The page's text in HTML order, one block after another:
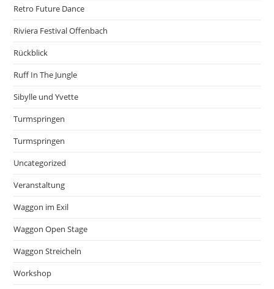
Retro Future Dance
Riviera Festival Offenbach
Rückblick
Ruff In The Jungle
Sibylle und Yvette
Turmspringen
Turmspringen
Uncategorized
Veranstaltung
Waggon im Exil
Waggon Open Stage
Waggon Streicheln
Workshop